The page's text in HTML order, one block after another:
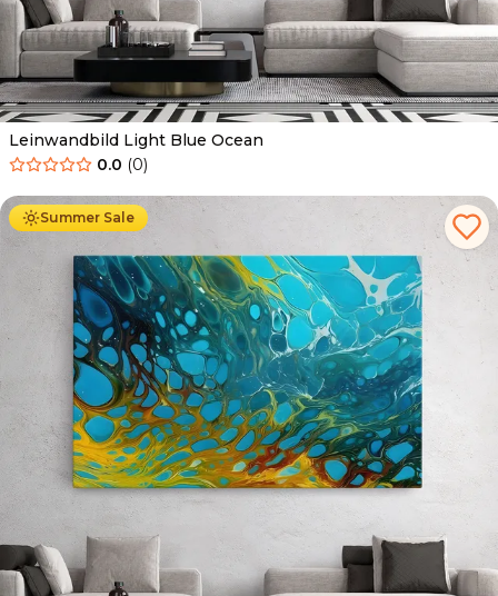
Leinwandbild Light Blue Ocean
0.0 (0)
Summer Sale
Ab 39.90 € 34.90